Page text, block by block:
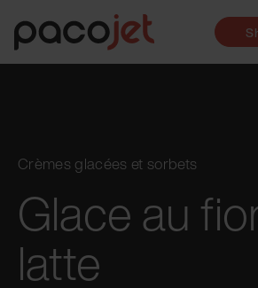
Crèmes glacées et sorbets
Glace au
latte